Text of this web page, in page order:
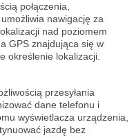
połączenia,
nawigację za
nad poziomem
GPS znajdująca się w
określenie lokalizacji.
przesyłania
dane telefonu i
wyświetlacza urządzenia,
jazdę bez